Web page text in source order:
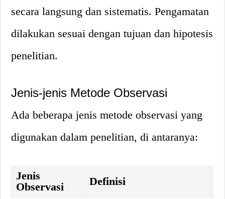
secara langsung dan sistematis. Pengamatan
dilakukan sesuai dengan tujuan dan hipotesis
penelitian.
Jenis-jenis Metode Observasi
Ada beberapa jenis metode observasi yang
digunakan dalam penelitian, di antaranya:
Jenis
Observasi
Definisi